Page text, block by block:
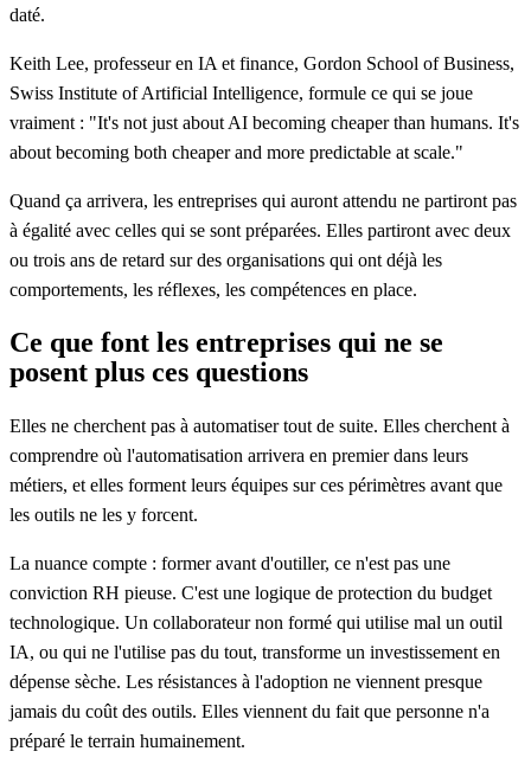
daté.
Keith Lee, professeur en IA et finance, Gordon School of Business,
Swiss Institute of Artificial Intelligence, formule ce qui se joue
vraiment : "It's not just about AI becoming cheaper than humans. It's
about becoming both cheaper and more predictable at scale."
Quand ça arrivera, les entreprises qui auront attendu ne partiront pas
à égalité avec celles qui se sont préparées. Elles partiront avec deux
ou trois ans de retard sur des organisations qui ont déjà les
comportements, les réflexes, les compétences en place.
Ce que font les entreprises qui ne se
posent plus ces questions
Elles ne cherchent pas à automatiser tout de suite. Elles cherchent à
comprendre où l'automatisation arrivera en premier dans leurs
métiers, et elles forment leurs équipes sur ces périmètres avant que
les outils ne les y forcent.
La nuance compte : former avant d'outiller, ce n'est pas une
conviction RH pieuse. C'est une logique de protection du budget
technologique. Un collaborateur non formé qui utilise mal un outil
IA, ou qui ne l'utilise pas du tout, transforme un investissement en
dépense sèche. Les résistances à l'adoption ne viennent presque
jamais du coût des outils. Elles viennent du fait que personne n'a
préparé le terrain humainement.